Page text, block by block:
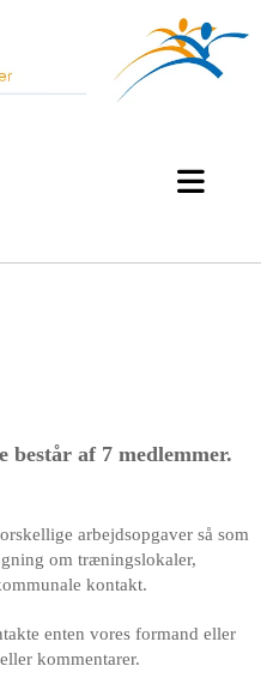
består af 7 medlemmer.
arbejdsopgaver så som
om træningslokaler,
kontakt.
enten vores formand eller
kommentarer.